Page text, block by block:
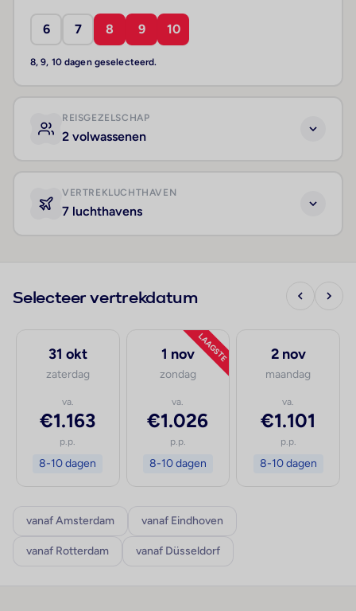
6 7 8 9 10
8, 9, 10 dagen geselecteerd.
REISGEZELSCHAP
2 volwassenen
VERTREKLUCHTHAVEN
7 luchthavens
Selecteer vertrekdatum
31 okt
zaterdag
va.
€1.163
p.p.
8-10 dagen
LAAGSTE
1 nov
zondag
va.
€1.026
p.p.
8-10 dagen
2 nov
maandag
va.
€1.101
p.p.
8-10 dagen
vanaf Amsterdam vanaf Eindhoven
vanaf Rotterdam vanaf Düsseldorf